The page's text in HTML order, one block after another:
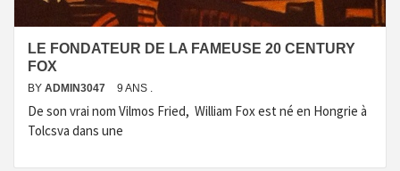
LE FONDATEUR DE LA FAMEUSE 20 CENTURY
FOX
BY ADMIN3047 9 ANS .
De son vrai nom Vilmos Fried, William Fox est né en Hongrie à
Tolcsva dans une